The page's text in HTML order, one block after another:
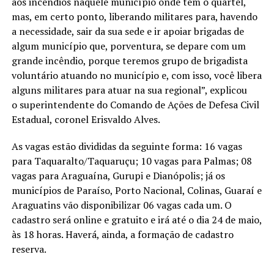
mas, em certo ponto, liberando militares para, havendo
a necessidade, sair da sua sede e ir apoiar brigadas de
algum município que, porventura, se depare com um
grande incêndio, porque teremos grupo de brigadista
voluntário atuando no município e, com isso, você libera
alguns militares para atuar na sua regional”, explicou
o superintendente do Comando de Ações de Defesa Civil
Estadual, coronel Erisvaldo Alves.
As vagas estão divididas da seguinte forma: 16 vagas
para Taquaralto/Taquaruçu; 10 vagas para Palmas; 08
vagas para Araguaína, Gurupi e Dianópolis; já os
municípios de Paraíso, Porto Nacional, Colinas, Guaraí e
Araguatins vão disponibilizar 06 vagas cada um. O
cadastro será online e gratuito e irá até o dia 24 de maio,
às 18 horas. Haverá, ainda, a formação de cadastro
reserva.